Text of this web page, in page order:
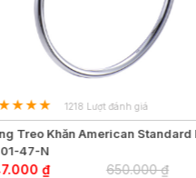
đánh giá
Standard K-
650.000 ₫
Thanh